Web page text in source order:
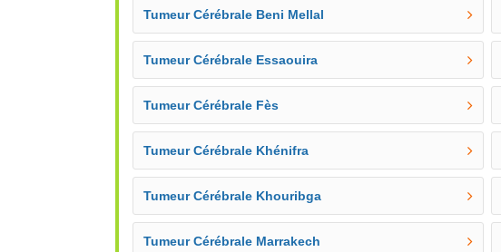
Tumeur Cérébrale Beni Mellal
Tumeur Cérébrale Essaouira
Tumeur Cérébrale Fès
Tumeur Cérébrale Khénifra
Tumeur Cérébrale Khouribga
Tumeur Cérébrale Marrakech